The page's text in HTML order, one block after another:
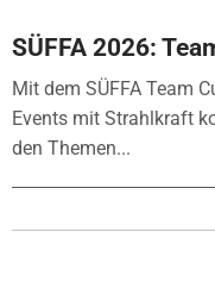
SÜFFA 2026:
Mit dem SÜFFA Team
Events mit Strahlkraft
den Themen...